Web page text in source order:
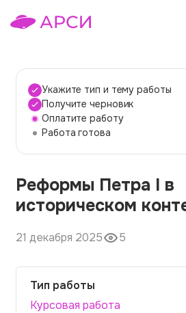
Темы работ
О сервисе
О компании
Наши гарантии
Порядок оплаты
Вопросы и ответы
Отзывы
Контакты
Укажите тип и тему работы
Получите черновик
Оплатите работу
Работа готова
Реформы Петра I в
историческом
21 декабря 2025 5
Тип работы
Курсовая работа